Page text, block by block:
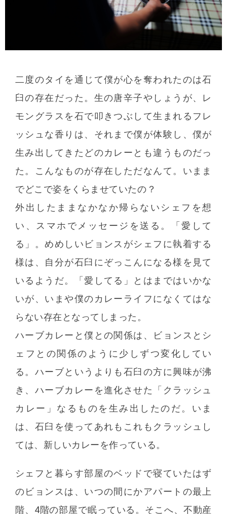
二度のタイを通じて僕が心を奪われたのは石
臼の存在だった。生の唐辛子やしょうが、レ
モングラスを石で叩きつぶして生まれるフレ
ッシュな香りは、それまで僕が体験し、僕が
生み出してきたどのカレーとも違うものだっ
た。こんなものが存在しただなんて。いまま
でどこで姿をくらませていたの？
外出したままなかなか帰らないシェフを想
い、スマホでメッセージを送る。「愛して
る」。めめしいビョンスがシェフに執着する
様は、自分が石臼にぞっこんになる様を見て
いるようだ。「愛してる」とはまではいかな
いが、いまや僕のカレーライフになくてはな
らない存在となってしまった。
ハーブカレーと僕との関係は、ビョンスとシ
ェフとの関係のように少しずつ変化してい
る。ハーブというよりも石臼の方に興味が沸
き、ハーブカレーを進化させた「クラッシュ
カレー」なるものを生み出したのだ。いま
は、石臼を使ってあれもこれもクラッシュし
ては、新しいカレーを作っている。
シェフと暮らす部屋のベッドで寝ていたはず
のビョンスは、いつの間にかアパートの最上
階、4階の部屋で眠っている。そこへ、不動産